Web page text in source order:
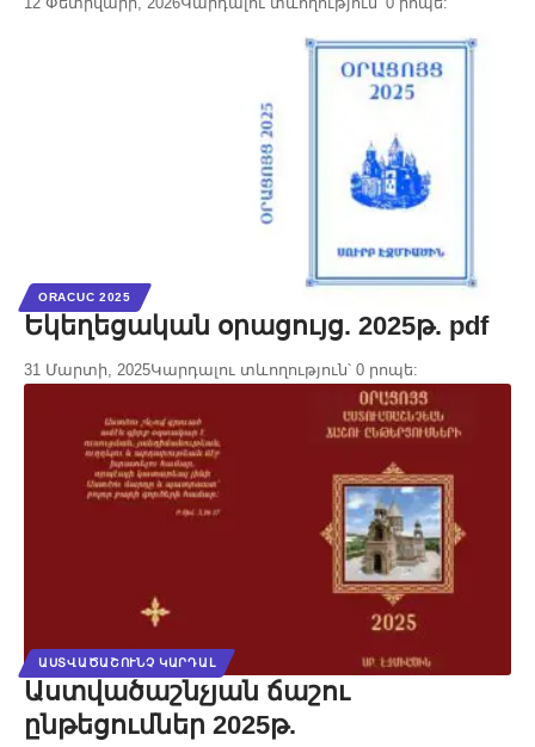
ORACUC 2025
Եկեղեցական օրացույց. 2025թ. pdf
31 Մարտի, 2025Կարդալու տևողություն՝ 0 րոպե:
ԱՍՏՎԱԾԱՇՈՒՆՉ ԿԱՐԴԱԼ
Աստվածաշնչյան ճաշու
ընթեցումներ 2025թ.